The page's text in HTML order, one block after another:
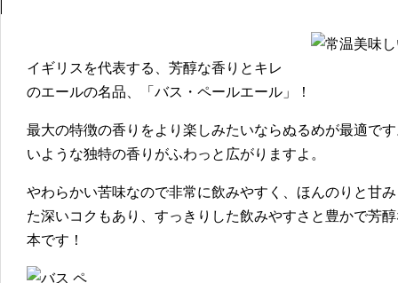
イギリスを代表する、芳醇な香りとキレ
のエールの名品、「バス・ペールエール」！
最大の特徴の香りをより楽しみたいならぬるめが最適で
いような独特の香りがふわっと広がりますよ。
やわらかい苦味なので非常に飲みやすく、ほんのりと甘
た深いコクもあり、すっきりした飲みやすさと豊かで芳
本です！